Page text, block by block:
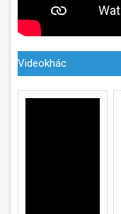
Videokhác